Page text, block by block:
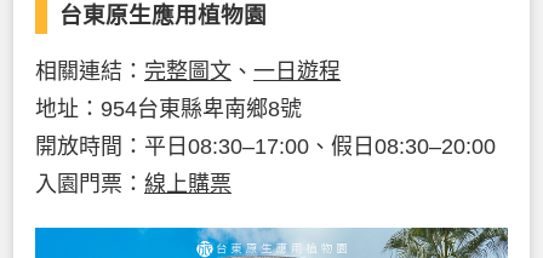
台東原生應用植物園
相關連結： 完整圖文 、 一日遊程
地址：954台東縣卑南鄉8號
開放時間：平日08:30–17:00、假日08:30–20:00
入園門票： 線上購票